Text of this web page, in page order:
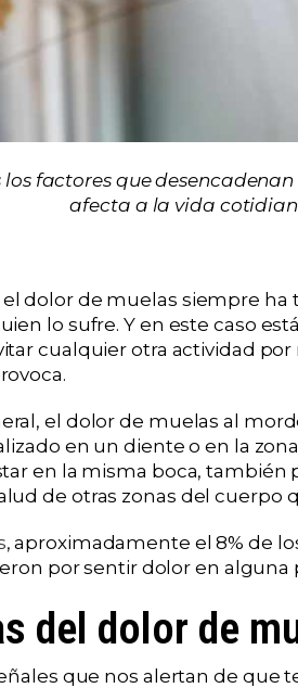
factores que
afecta a la vida
dolor de muelas siempre
lo sufre. Y en este caso
cualquier otra actividad
el dolor de muelas al
en un diente o en la
en la misma boca, también
de otras zonas del cuerpo
, aproximadamente el 8% de
por sentir dolor en alguna
del dolor de
que nos alertan de que